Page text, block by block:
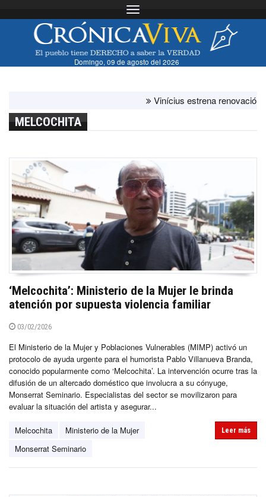
Toggle navigation
Domingo, 09 de agosto del 2026
Vinícius estrena renovación con
MELCOCHITA
‘Melcochita’: Ministerio de la Mujer le brinda
atención por supuesta violencia familiar
03/02/2026
El Ministerio de la Mujer y Poblaciones Vulnerables (MIMP) activó un
protocolo de ayuda urgente para el humorista Pablo Villanueva Branda,
conocido popularmente como ‘Melcochita’. La intervención ocurre tras la
difusión de un altercado doméstico que involucra a su cónyuge,
Monserrat Seminario. Especialistas del sector se movilizaron para
evaluar la situación del artista y asegurar...
Melcochita
Ministerio de la Mujer
Monserrat Seminario
Leer más